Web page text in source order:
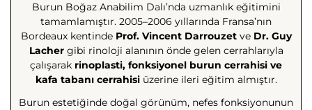
Burun Boğaz Anabilim Dalı’nda uzmanlık eğitimini
tamamlamıştır. 2005–2006 yıllarında Fransa’nın
Bordeaux kentinde Prof. Vincent Darrouzetve Dr. Guy
Lachergibi rinoloji alanının önde gelen cerrahlarıyla
çalışarak rinoplasti, fonksiyonel burun cerrahisi ve
kafa tabanı cerrahisiüzerine ileri eğitim almıştır.
Burun estetiğinde doğal görünüm, nefes fonksiyonunun